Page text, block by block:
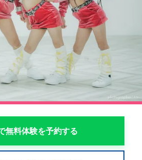
無料体験を予約する